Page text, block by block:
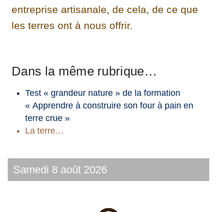
entreprise artisanale, de cela, de ce que
les terres ont à nous offrir.
Dans la même rubrique…
Test « grandeur nature » de la formation
« Apprendre à construire son four à pain en
terre crue »
La terre…
Samedi 8 août 2026